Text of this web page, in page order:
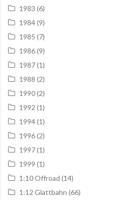
1983 (6)
1984(9)
1985 (7)
1986(9)
1987(1)
1988 (2)
1990(2)
1992 (1)
1994(1)
1996(2)
1997(1)
1999 (1)
1:10 Offroad (14)
1:12 Glattbahn (66)